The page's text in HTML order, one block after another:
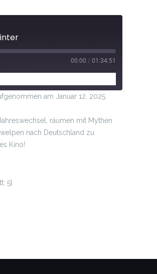
00:00 / 01:34:51
am Januar 12, 2025
räumen mit Mythen
nach Deutschland zu
Kino!
5]